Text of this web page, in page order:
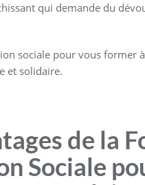
qui demande du
sociale pour vous former
et solidaire.
de la
Sociale